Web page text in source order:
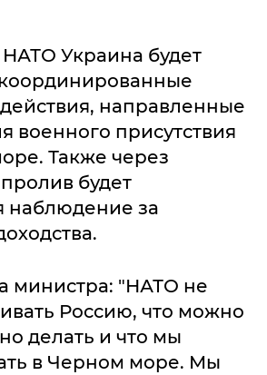
Украина будет
направленные
военного присутствия
Также через
будет
наблюдение за
министра: "НАТО не
Россию, что можно
делать и что мы
в Черном море. Мы